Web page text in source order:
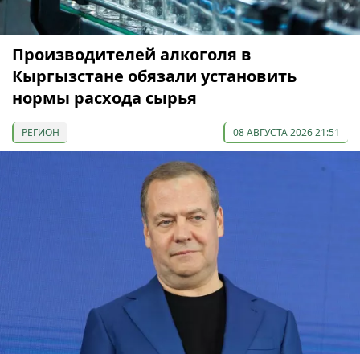
Производителей алкоголя в
Кыргызстане обязали установить
нормы расхода сырья
РЕГИОН 08 АВГУСТА 2026 21:51